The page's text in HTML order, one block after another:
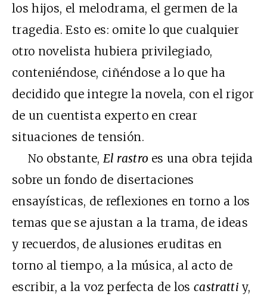
los hijos, el melodrama, el germen de la
tragedia. Esto es: omite lo que cualquier
otro novelista hubiera privilegiado,
conteniéndose, ciñéndose a lo que ha
decidido que integre la novela, con el rigor
de un cuentista experto en crear
situaciones de tensión.
No obstante,El rastro es una obra tejida
sobre un fondo de disertaciones
ensayísticas, de reflexiones en torno a los
temas que se ajustan a la trama, de ideas
y recuerdos, de alusiones eruditas en
torno al tiempo, a la música, al acto de
escribir, a la voz perfecta de los castratti y,